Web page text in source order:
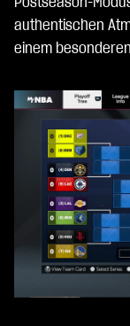
authentischen
einem